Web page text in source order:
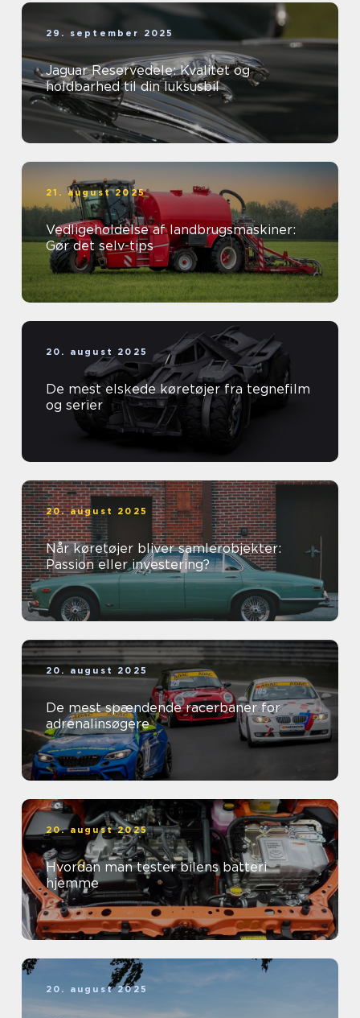
29. september 2025
Jaguar Reservedele: Kvalitet og
holdbarhed til din luksusbil
21. august 2025
Vedligeholdelse af landbrugsmaskiner:
Gør det selv-tips
20. august 2025
De mest elskede køretøjer fra tegnefilm
og serier
20. august 2025
Når køretøjer bliver samlerobjekter:
Passion eller investering?
20. august 2025
De mest spændende racerbaner for
adrenalinsøgere
20. august 2025
Hvordan man tester bilens batteri
hjemme
20. august 2025